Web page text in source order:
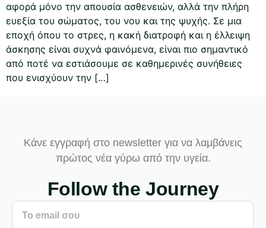
αφορά μόνο την απουσία ασθενειών, αλλά την πλήρη
ευεξία του σώματος, του νου και της ψυχής. Σε μια
εποχή όπου το στρες, η κακή διατροφή και η έλλειψη
άσκησης είναι συχνά φαινόμενα, είναι πιο σημαντικό
από ποτέ να εστιάσουμε σε καθημερινές συνήθειες
που ενισχύουν την […]
Κάνε εγγραφή στο newsletter για να λαμβάνεις
πρώτος νέα γύρω από την υγεία.
Follow the Journey